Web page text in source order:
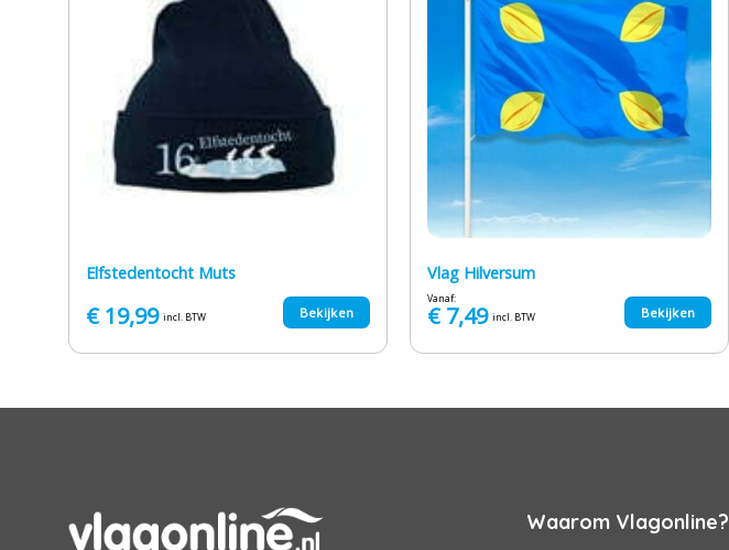
Elfstedentocht Muts
€19,99 incl. BTW Bekijken
Vlag Hilversum
Vanaf:
€7,49 incl. BTW Bekijken
Waarom Vlagonline?